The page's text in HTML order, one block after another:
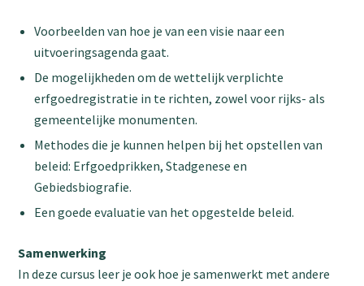
Voorbeelden van hoe je van een visie naar een
uitvoeringsagenda gaat.
De mogelijkheden om de wettelijk verplichte
erfgoedregistratie in te richten, zowel voor rijks- als
gemeentelijke monumenten.
Methodes die je kunnen helpen bij het opstellen van
beleid: Erfgoedprikken, Stadgenese en
Gebiedsbiografie.
Een goede evaluatie van het opgestelde beleid.
Samenwerking
In deze cursus leer je ook hoe je samenwerkt met andere